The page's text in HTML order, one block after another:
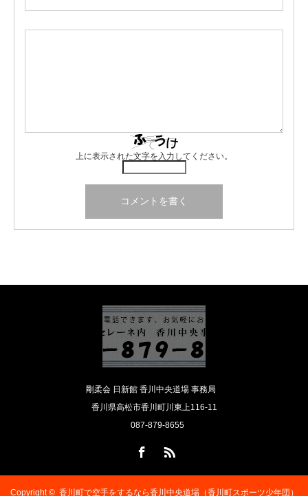
上に表示された文字を入力してください。
剛柔会 日新館 香川中央道場 事務局
香川県高松市香川町川東上116-11
087-879-8655
Copyright © 香川町で空手をするなら香川中央道場（香川町スポーツ少年団）